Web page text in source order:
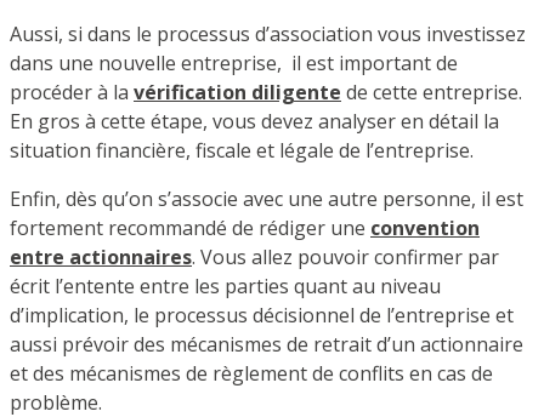
Aussi, si dans le processus d’association vous investissez
dans une nouvelle entreprise, il est important de
procéder à la vérification diligente de cette entreprise.
En gros à cette étape, vous devez analyser en détail la
situation financière, fiscale et légale de l’entreprise.
Enfin, dès qu’on s’associe avec une autre personne, il est
fortement recommandé de rédiger une convention
entre actionnaires. Vous allez pouvoir confirmer par
écrit l’entente entre les parties quant au niveau
d’implication, le processus décisionnel de l’entreprise et
aussi prévoir des mécanismes de retrait d’un actionnaire
et des mécanismes de règlement de conflits en cas de
problème.